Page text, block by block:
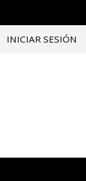
INICIAR SESIÓN